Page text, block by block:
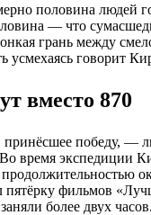
половина людей
— что
грань между
усмехаясь говорит
вместо 870
принёсшее победу, —
время экспедиции
пятёрку фильмов
более двух часов.